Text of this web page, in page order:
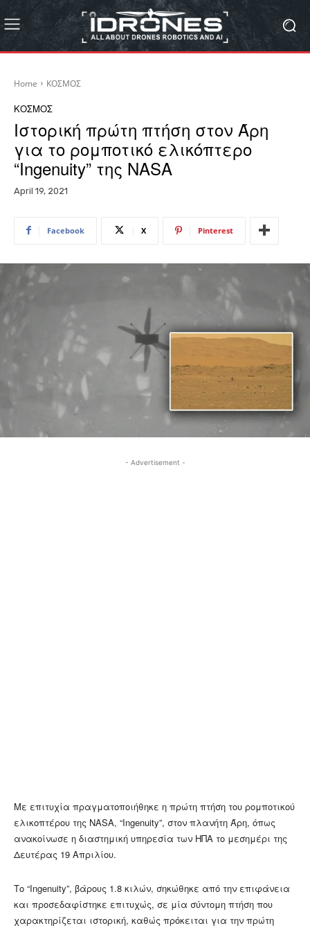
Home ΚΟΣΜΟΣ
ΚΟΣΜΟΣ
Ιστορική πρώτη πτήση στον Άρη
για το ρομποτικό ελικόπτερο
“Ingenuity” της NASA
April 19, 2021
Facebook X Pinterest
- Advertisement -
Με επιτυχία πραγματοποιήθηκε η πρώτη πτήση του ρομποτικού
ελικοπτέρου της NASA, “Ingenuity”, στον πλανήτη Άρη, όπως
ανακοίνωσε η διαστημική υπηρεσία των ΗΠΑ το μεσημέρι της
Δευτέρας 19 Απριλίου.
Το “Ingenuity”, βάρους 1.8 κιλών, σηκώθηκε από την επιφάνεια
και προσεδαφίστηκε επιτυχώς, σε μία σύντομη πτήση που
χαρακτηρίζεται ιστορική, καθώς πρόκειται για την πρώτη